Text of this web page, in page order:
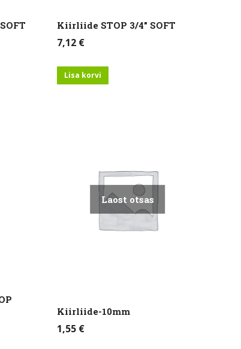
Kiirliide STOP 3/4″ SOFT
7,12 €
Lisa korvi
Laost otsas
Kiirliide-10mm
1,55 €